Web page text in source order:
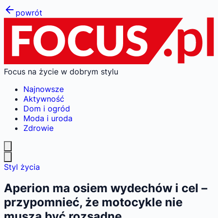
powrót
Focus na życie w dobrym stylu
Najnowsze
Aktywność
Dom i ogród
Moda i uroda
Zdrowie
Styl życia
Aperion ma osiem wydechów i cel –
przypomnieć, że motocykle nie